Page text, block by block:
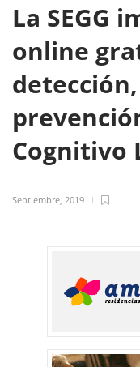
La SEGG
online
Cognitivo
Septiembre, 2019